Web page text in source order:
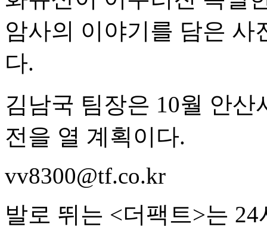
암사의 이야기를 담은 사
다.
김남국 팀장은 10월 안
전을 열 계획이다.
vv8300@tf.co.kr
발로 뛰는 <더팩트>는